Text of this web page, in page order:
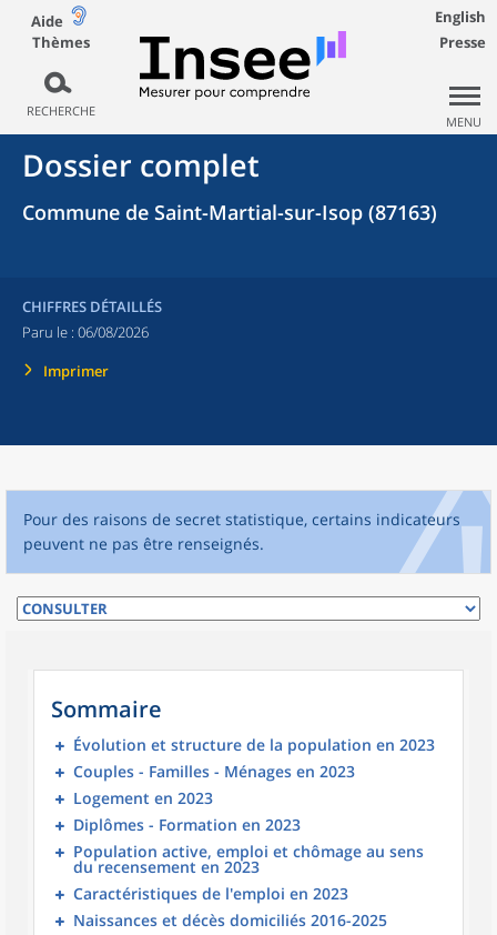
Aide
Thèmes
RECHERCHE
English
Presse
MENU
Dossier complet
Commune de Saint-Martial-sur-Isop (87163)
CHIFFRES DÉTAILLÉS
Paru le : 06/08/2026
Imprimer
Pour des raisons de secret statistique, certains indicateurs
peuvent ne pas être renseignés.
Sommaire
Évolution et structure de la population en 2023
Couples - Familles - Ménages en 2023
Logement en 2023
Diplômes - Formation en 2023
Population active, emploi et chômage au sens
du recensement en 2023
Caractéristiques de l'emploi en 2023
Naissances et décès domiciliés 2016-2025